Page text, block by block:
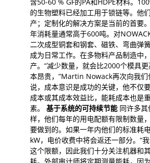
的生物塑料已经加工用于锁链等。他
产；定制化的解决方案是当前的首要
年消耗量通常高于600吨。对
二次成型铜套和钢套、磁铁、弯曲弹
成为日常工作。在多物料产品制造中
产。“减少数量，就会比2000个模具
本昂贵，”Martin Nowack再次向我们
说，成本意识是成功的关键，他不仅
成本或其成本效益比，能耗成本也是
素。基于系统的可持续节能 同许多
样，他们每年的用电配额有限制数量
要做到的。如果一年内他们的标准耗
kW，电价收费中将会返还一部分。“
这个限额，因此我们十分关注机器和